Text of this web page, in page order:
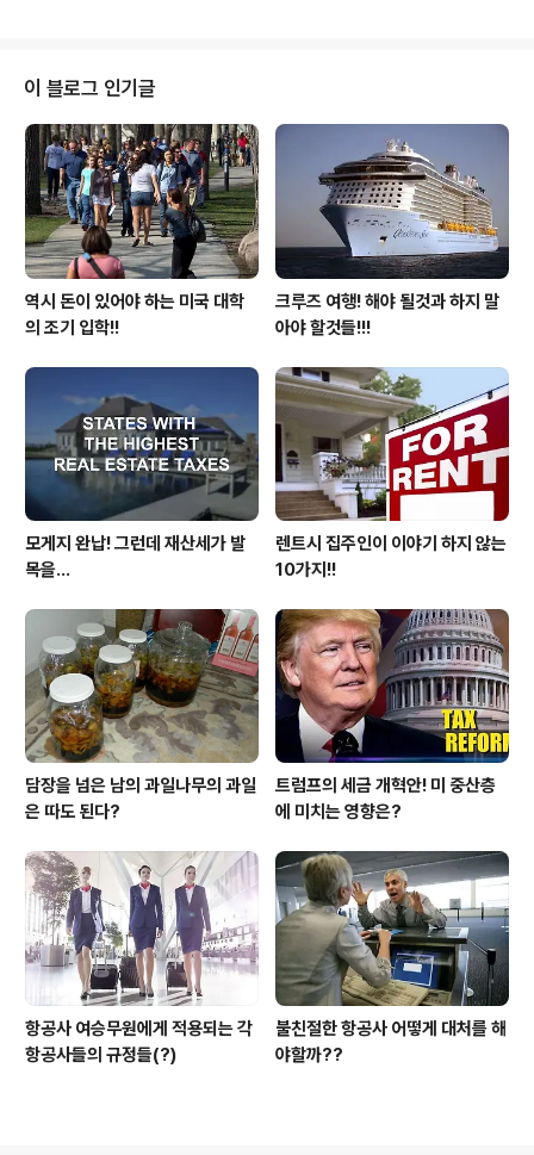
려하지만 주차장을 배회를 하다 결국 아주 외진 곳, 혹은 먼
곳에 주차를 하게 됩니다. 그래도 주차를 했으니 다행이다!!
라고 생각을 하게 됩니다. 그런데 문제는 이런 한적한 곳에
주차를 하는 차가 털리는 경우가 많습니다. 더나아가 인적
이 많은 곳에 주차를 했다 하더라도 구입한 물품을 트렁크
에 넣지 않고 뒷좌석에 놓은 경우는 ..
이 블로그 인기글
역시 돈이 있어야 하는 미국 대학
의 조기 입학!!
크루즈 여행! 해야 될것과 하지 말
아야 할것들!!!
모게지 완납! 그런데 재산세가 발
목을...
렌트시 집주인이 이야기 하지 않는
10가지!!
담장을 넘은 남의 과일나무의 과일
은 따도 된다?
트럼프의 세금 개혁안! 미 중산층
에 미치는 영향은?
항공사 여승무원에게 적용되는 각
항공사들의 규정들(?)
불친절한 항공사 어떻게 대처를 해
야할까??